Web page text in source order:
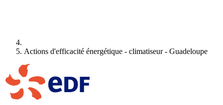
Actions d'efficacité énergétique - climatiseur - Guadeloupe